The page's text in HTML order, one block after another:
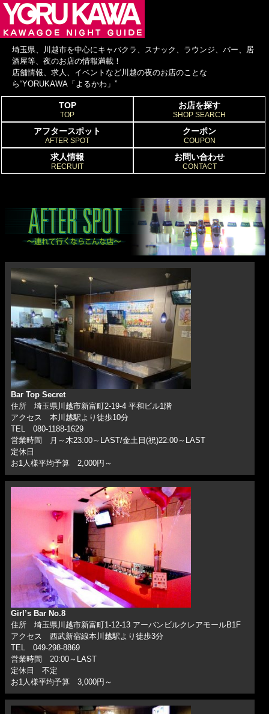
埼玉県、川越市を中心にキャバクラ、スナック、ラウンジ、バー、居
酒屋等、夜のお店の情報満載！
店舗情報、求人、イベントなど川越の夜のお店のことな
ら“YORUKAWA「よるかわ」”
TOP
TOP
お店を探す
SHOP SEARCH
アフタースポット
AFTER SPOT
クーポン
COUPON
求人情報
RECRUIT
お問い合わせ
CONTACT
Bar Top Secret
住所 埼玉県川越市新富町2-19-4 平和ビル1階
アクセス 本川越駅より徒歩10分
TEL 080-1188-1629
営業時間 月～木23:00～LAST/金土日(祝)22:00～LAST
定休日
お1人様平均予算 2,000円～
Girl’s Bar No.8
住所 埼玉県川越市新富町1-12-13 アーバンビルクレアモールB1F
アクセス 西武新宿線本川越駅より徒歩3分
TEL 049-298-8869
営業時間 20:00～LAST
定休日 不定
お1人様平均予算 3,000円～